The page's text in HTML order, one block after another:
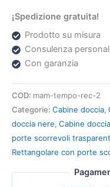
¡Spedizione gratuita!
Prodotto su misura
Consulenza
Con garanzia
COD: mam-tempo-rec-2
Categorie: Cabine doccia,
doccia nere, Cabine
porte scorrevoli
Rettangolare con porte